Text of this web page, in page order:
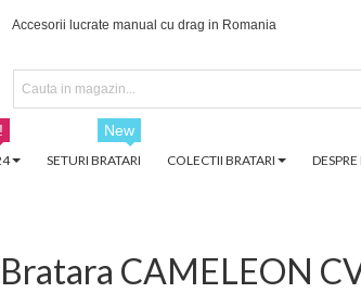
Accesorii lucrate manual cu drag in Romania
SETURI BRATARI
New
COLECTII BRATARI
Bratara CAMELEON